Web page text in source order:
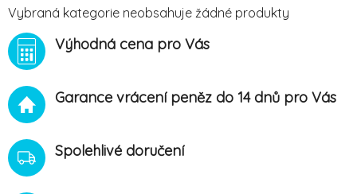
Vybraná kategorie neobsahuje žádné produkty
Výhodná cena pro Vás
Garance vrácení peněz do 14 dnů pro Vás
Spolehlivé doručení